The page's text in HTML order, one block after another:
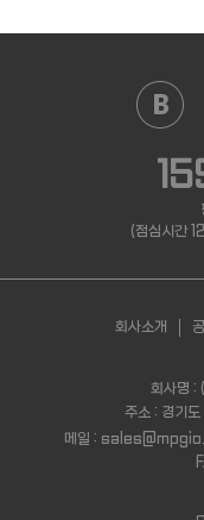
(점심시간
회사소개
회사명 :
주소 : 경기
메일 :